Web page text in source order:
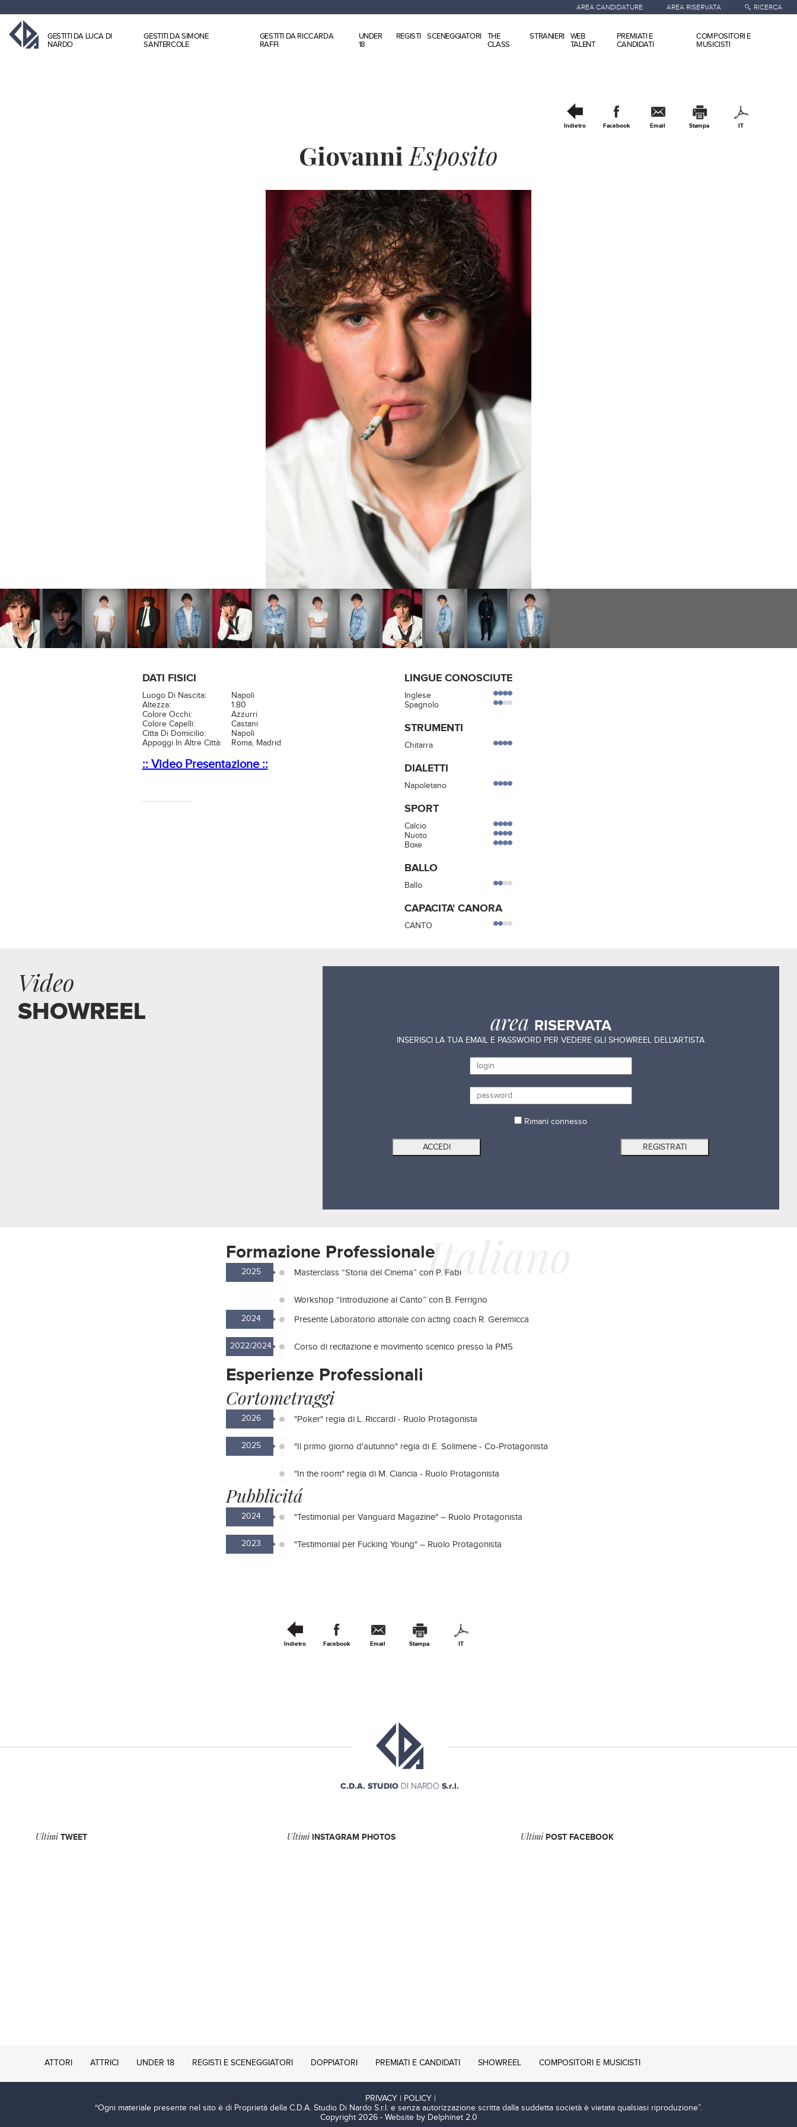
AREA CANDIDATURE AREA RISERVATA RICERCA
GESTITI DA LUCA DI
NARDO
GESTITI DA SIMONE
SANTERCOLE
GESTITI DA RICCARDA
RAFFI
UNDER
18
REGISTI SCENEGGIATORI
THE
CLASS
STRANIERI
WEB
TALENT
PREMIATI E
CANDIDATI
COMPOSITORI E
MUSICISTI
Indietro Facebook Email Stampa IT
Giovanni Esposito
DATI FISICI
Luogo Di Nascita:
Napoli
Altezza:
1.80
Colore Occhi:
Azzurri
Colore Capelli:
Castani
Citta Di Domicilio:
Napoli
Appoggi In Altre Città:
Roma, Madrid
:: Video Presentazione ::
LINGUE CONOSCIUTE
Inglese
Spagnolo
STRUMENTI
Chitarra
DIALETTI
Napoletano
SPORT
Calcio
Nuoto
Boxe
BALLO
Ballo
CAPACITA' CANORA
CANTO
Video
SHOWREEL area RISERVATA
INSERISCI LA TUA EMAIL E PASSWORD PER VEDERE GLI SHOWREEL DELL'ARTISTA
Rimani connesso
Italiano
Formazione Professionale
2025 Masterclass “Storia del Cinema” con P. Fabi
Workshop “Introduzione al Canto” con B. Ferrigno
2024 Presente Laboratorio attoriale con acting coach R. Geremicca
2022/2024 Corso di recitazione e movimento scenico presso la PM5
Esperienze Professionali
Cortometraggi
2026 "Poker" regia di L. Riccardi - Ruolo Protagonista
2025 "Il primo giorno d'autunno" regia di E. Solimene - Co-Protagonista
"In the room" regia di M. Ciancia - Ruolo Protagonista
Pubblicitá
2024 "Testimonial per Vanguard Magazine" – Ruolo Protagonista
2023 "Testimonial per Fucking Young" – Ruolo Protagonista
Indietro Facebook Email Stampa IT
UltimiTWEET Ultimi INSTAGRAM PHOTOS Ultimi POST FACEBOOK
ATTORI ATTRICI UNDER 18 REGISTI E SCENEGGIATORI DOPPIATORI PREMIATI E CANDIDATI SHOWREEL COMPOSITORI E MUSICISTI
PRIVACY | POLICY |
“Ogni materiale presente nel sito è di Proprietà della C.D.A. Studio Di Nardo S.r.l. e senza autorizzazione scritta dalla suddetta società è vietata qualsiasi riproduzione”.
Copyright 2026 - Website by Delphinet 2.0